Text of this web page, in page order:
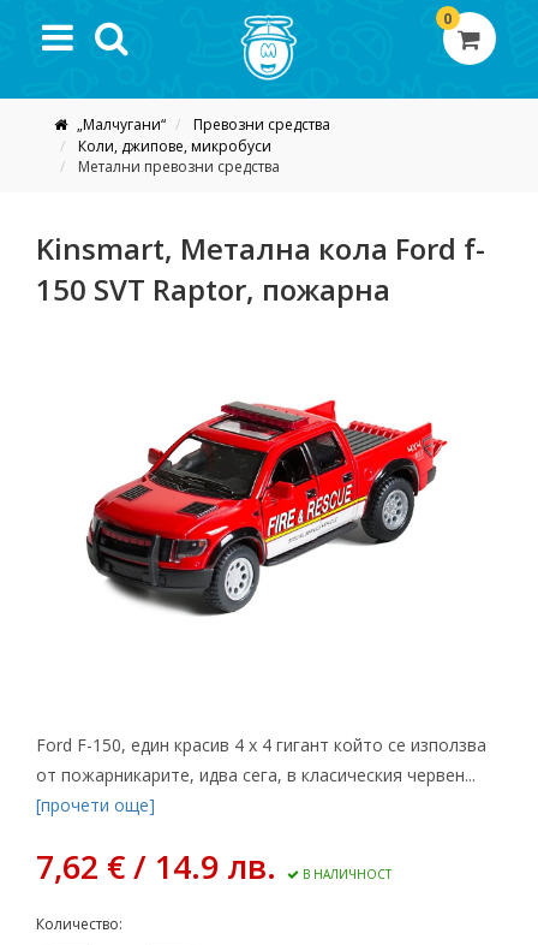
0
„Малчугани“
Превозни средства
Коли, джипове, микробуси
Метални превозни средства
Kinsmart, Метална кола Ford f-
150 SVT Raptor, пожарна
Ford F-150, един красив 4 x 4 гигант който се използва
от пожарникарите, идва сега, в класическия червен...
[прочети още]
7,62 € / 14.9 лв. В НАЛИЧНОСТ
Количество: